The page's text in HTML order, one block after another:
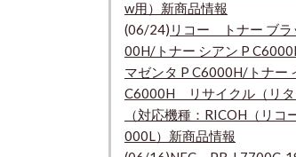
w用）新商品情報
(06/24) リコー トナー ブラ
00H/トナー シアン P
マゼンタ P C6000H/トナー
C6000H リサイクル（リタ
（対応機種：RICOH（リ
000L）新商品情報